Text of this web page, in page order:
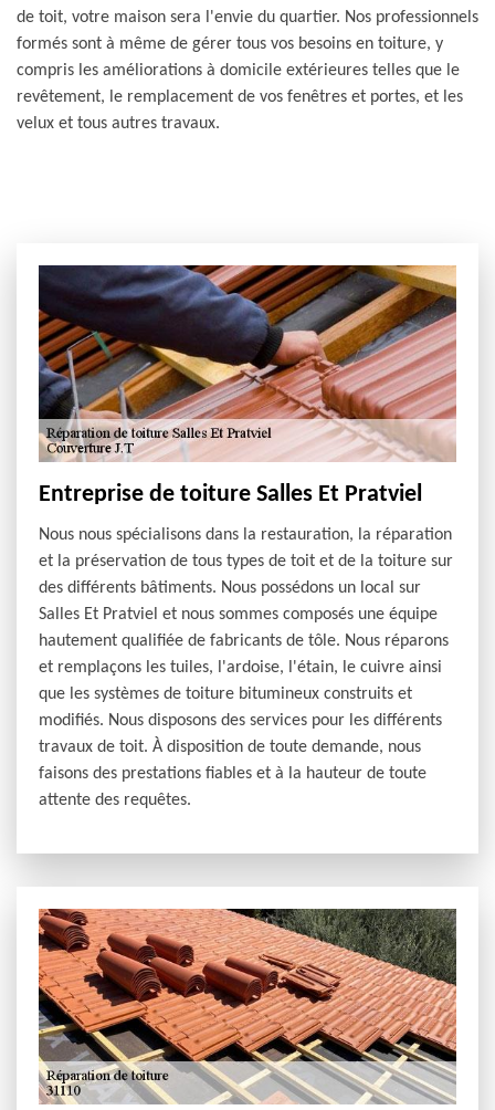
de toit, votre maison sera l'envie du quartier. Nos professionnels
formés sont à même de gérer tous vos besoins en toiture, y
compris les améliorations à domicile extérieures telles que le
revêtement, le remplacement de vos fenêtres et portes, et les
velux et tous autres travaux.
Entreprise de toiture Salles Et Pratviel
Nous nous spécialisons dans la restauration, la réparation
et la préservation de tous types de toit et de la toiture sur
des différents bâtiments. Nous possédons un local sur
Salles Et Pratviel et nous sommes composés une équipe
hautement qualifiée de fabricants de tôle. Nous réparons
et remplaçons les tuiles, l'ardoise, l'étain, le cuivre ainsi
que les systèmes de toiture bitumineux construits et
modifiés. Nous disposons des services pour les différents
travaux de toit. À disposition de toute demande, nous
faisons des prestations fiables et à la hauteur de toute
attente des requêtes.